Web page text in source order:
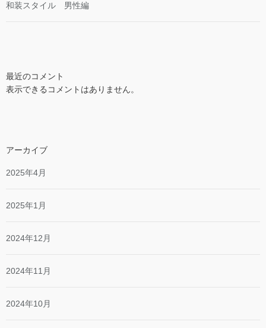
和装スタイル 男性編
最近のコメント
表示できるコメントはありません。
アーカイブ
2025年4月
2025年1月
2024年12月
2024年11月
2024年10月